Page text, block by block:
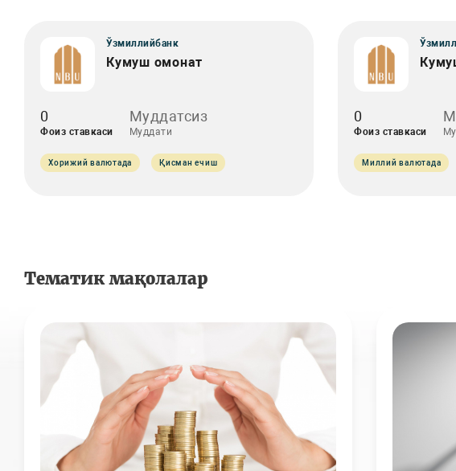
Ўзмиллийбанк
Кумуш омонат
0
Фоиз ставкаси
Муддатсиз
Муддати
Хорижий валютада Қисман ечиш
0
Фоиз ставкаси
Миллий валютада
Тематик мақолалар